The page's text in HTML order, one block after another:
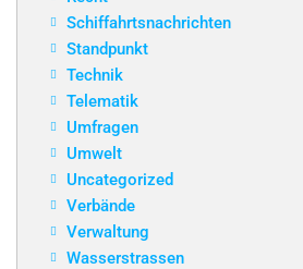
Schiffahrtsnachrichten
Standpunkt
Technik
Telematik
Umfragen
Umwelt
Uncategorized
Verbände
Verwaltung
Wasserstrassen